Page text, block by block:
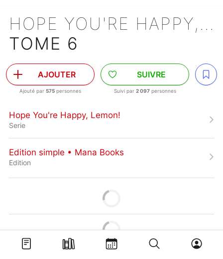
HOPE YOU'RE HAPPY, LEMON!
TOME 6
AJOUTER
Ajouté par 575 personnes
SUIVRE
Suivi par 2 097personnes
Hope You're Happy, Lemon!
Serie
Edition simple • Mana Books
Edition